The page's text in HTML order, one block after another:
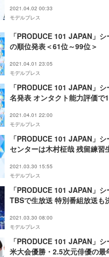
2021.04.02 00:33
モデルプレス
「PRODUCE 101 JAPAN」
の順位発表＜61位～99位＞
2021.04.01 23:05
モデルプレス
「PRODUCE 101 JAPAN」
名発表 オンタクト能力評価で
2021.04.01 22:00
モデルプレス
「PRODUCE 101 JAPAN」
センターは木村柾哉 残留練習
2021.03.30 15:55
モデルプレス
「PRODUCE 101 JAPAN」
TBSで生放送 特別番組放送も
2021.03.30 08:00
モデルプレス
「PRODUCE 101 JAPAN」
米大会優勝・2.5次元俳優の